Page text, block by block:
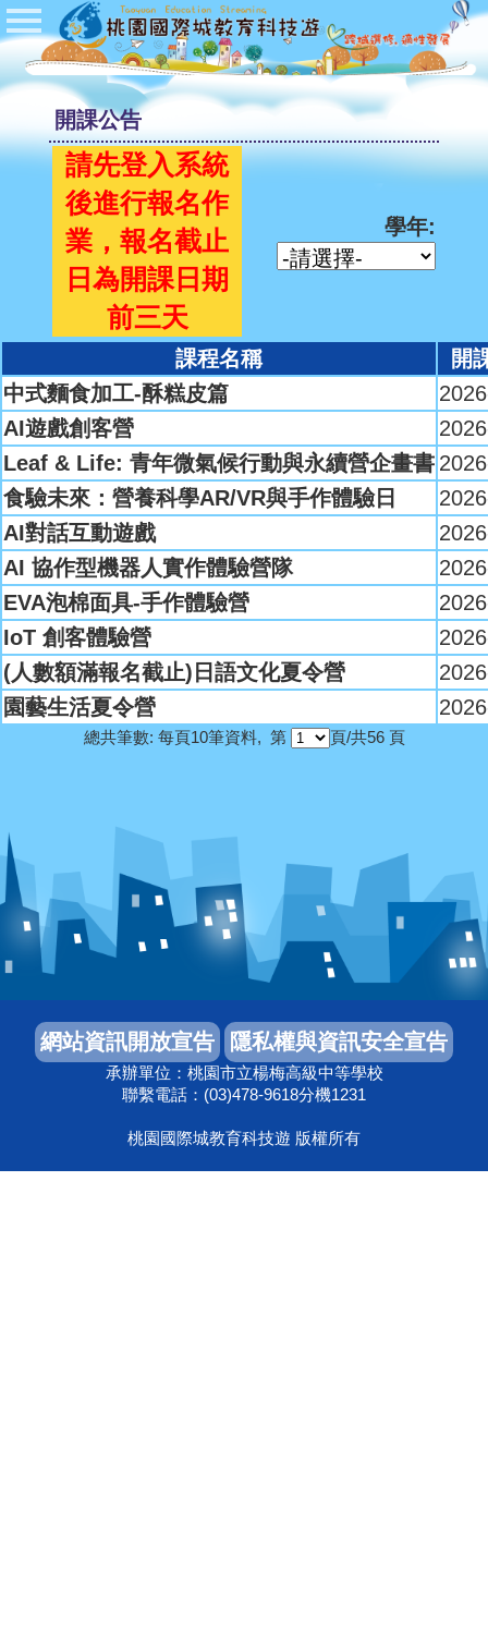
首頁
公佈欄
開課公告
學校登入
學生登入
管理者登入
開課公告
請先登入系統
後進行報名作
業，報名截止
日為開課日期
前三天
學年:
課程名稱
開
中式麵食加工-酥糕皮篇
AI遊戲創客營
Leaf & Life: 青年微氣候行動與永續營企畫書
食驗未來：營養科學AR/VR與手作體驗日
AI對話互動遊戲
AI 協作型機器人實作體驗營隊
EVA泡棉面具-手作體驗營
IoT 創客體驗營
(人數額滿報名截止)日語文化夏令營
園藝生活夏令營
總共筆數: 每頁10筆資料, 第 頁/共56 頁
承辦單位：桃園市立楊梅高級中等學校
聯繫電話：(03)478-9618分機1231
桃園國際城教育科技遊 版權所有